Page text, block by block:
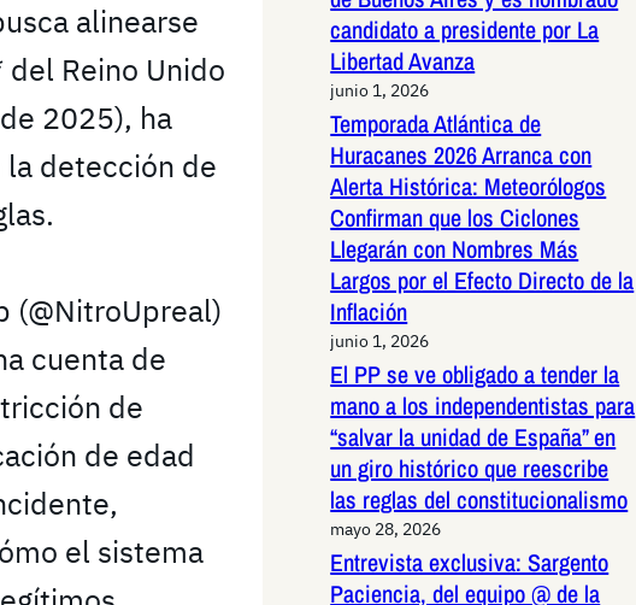
alinearse
Reino Unido
2025), ha
detección de
(@NitroUpreal)
cuenta de
de
de edad
el sistema
candidato a presidente por La
Libertad Avanza
junio 1, 2026
Temporada Atlántica de
Huracanes 2026 Arranca con
Alerta Histórica: Meteorólogos
Confirman que los Ciclones
Llegarán con Nombres Más
Largos por el Efecto Directo de la
Inflación
junio 1, 2026
El PP se ve obligado a tender la
mano a los independentistas para
“salvar la unidad de España” en
un giro histórico que reescribe
las reglas del constitucionalismo
mayo 28, 2026
Entrevista exclusiva: Sargento
Paciencia, del equipo @ de la